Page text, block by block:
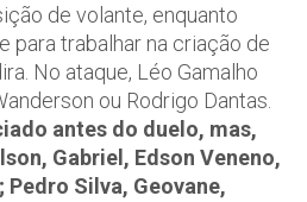
de volante, enquanto
para trabalhar na criação de
No ataque, Léo Gamalho
ou Rodrigo Dantas.
antes do duelo, mas,
Gabriel, Edson Veneno,
Pedro Silva, Geovane,